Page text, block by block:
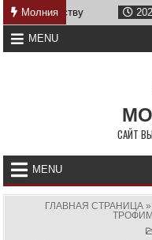
Skip
to
content
Молния 2026-07-19
MENU
САЙТ
MENU
ГЛАВНАЯ СТРАНИЦА»